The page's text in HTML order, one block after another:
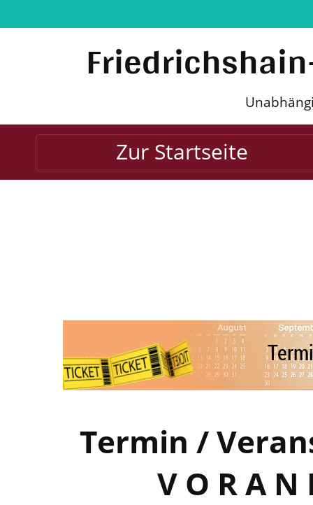
Zur Startseite
Termin /
V O R A N